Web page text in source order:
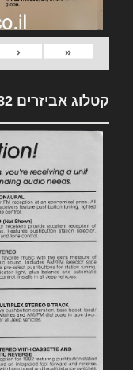
«
‹
קטלוג אביזרים 1982 Jeep